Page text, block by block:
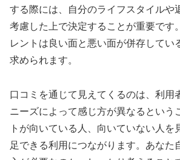
する際には、自分のライフスタイルや
考慮した上で決定することが重要です
レントは良い面と悪い面が併存してい
求められます。
口コミを通じて見えてくるのは、利用
ニーズによって感じ方が異なるという
トが向いている人、向いていない人を
足できる利用につながります。あなた